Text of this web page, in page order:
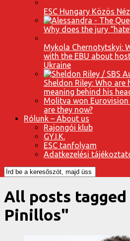
ESC Hungary Közös
Why does the jury
Mykola Chernotytskyi:
with the EBU about
Ukraine
Sheldon Riley: Who
meaning behind his
Molitva won
are they now?
Rólunk – About us
Rajongói klub
GY.I.K.
ESC tanfolyam
Adatkezelési
All posts tagged
Pinillos"